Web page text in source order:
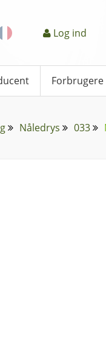
Log ind
Forbrugere
Nåledrys 033